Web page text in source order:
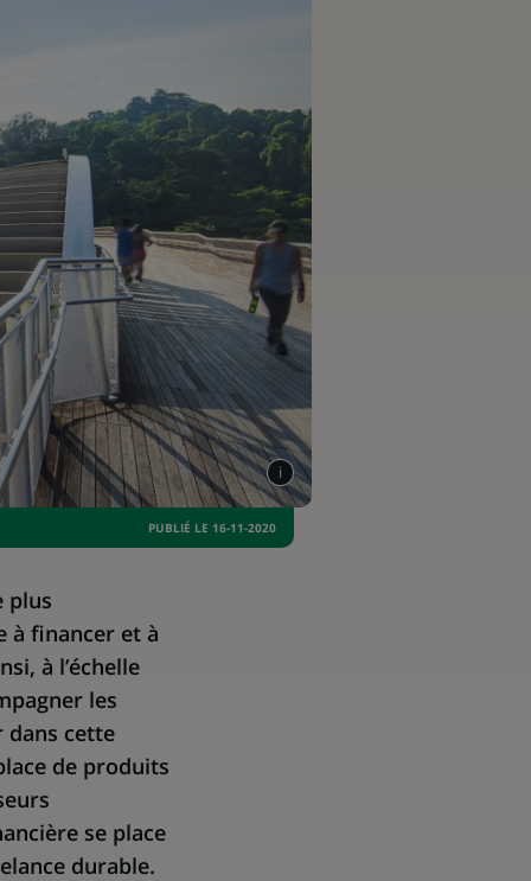
PUBLIÉ LE 16-11-2020
plus
à financer et à
à l’échelle
les
dans cette
de produits
se place
durable.